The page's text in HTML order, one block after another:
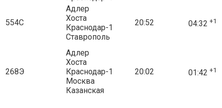
554С
Адлер
Хоста
Краснодар-1
Ставрополь
20:52 04:32 +1
268Э
Адлер
Хоста
Краснодар-1
Москва
Казанская
20:02 01:42 +1